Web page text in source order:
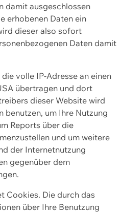
damit ausgeschlossen
erhobenen Daten ein
dieser also sofort
Daten damit
volle IP-Adresse an einen
übertragen und dort
dieser Website wird
benutzen, um Ihre Nutzung
Reports über die
und um weitere
der Internetnutzung
gegenüber dem
Cookies. Die durch das
über Ihre Benutzung